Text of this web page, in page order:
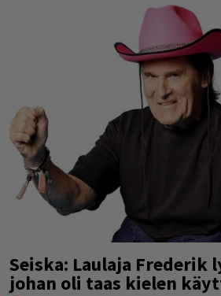
Seiska: Laulaja Frederik
johan oli taas kielen